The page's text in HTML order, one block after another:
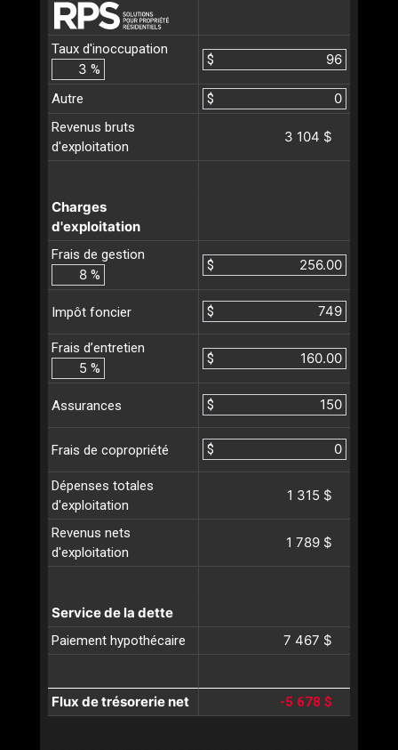
Taux d'inoccupation
%
$
Autre
$
Revenus bruts
d'exploitation
3 104 $
Charges
d'exploitation
Frais de gestion
%
$
Impôt foncier $
Frais d’entretien
%
$
Assurances $
Frais de copropriété $
Dépenses totales
d'exploitation
1 315 $
Revenus nets
d'exploitation
1 789 $
Service de la dette
Paiement hypothécaire 7 467 $
Flux de trésorerie net -5 678 $